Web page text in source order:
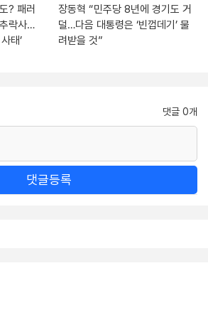
? 패러
락사…
태’
장동혁 “민주당 8년에 경기도 거
덜…다음 대통령은 ‘빈껍데기’ 물
려받을 것”
댓글 0개
댓글등록